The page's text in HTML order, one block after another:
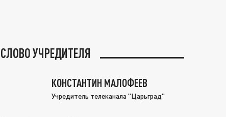
СЛОВО УЧРЕДИТЕЛЯ
КОНСТАНТИН МАЛОФЕЕВ
Учредитель телеканала "Царьград"